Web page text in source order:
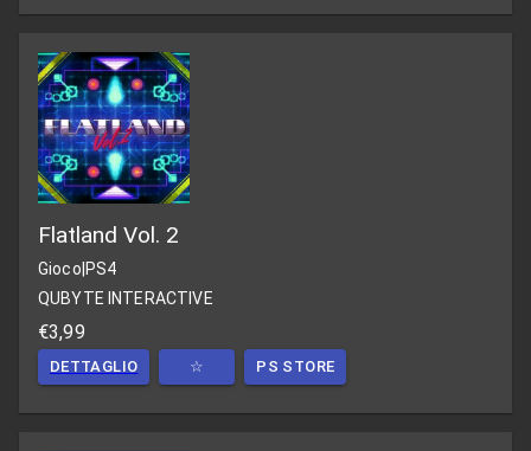
Flatland Vol. 2
Gioco PS4
QUBYTE INTERACTIVE
€3,99
DETTAGLIO ☆ PS STORE